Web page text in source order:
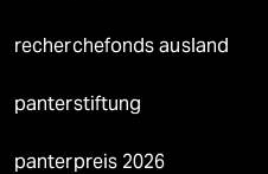
recherchefonds ausland
panterstiftung
panterpreis 2026